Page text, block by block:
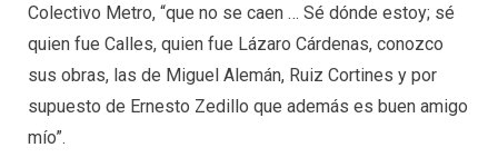
Colectivo Metro, “que no se caen … Sé dónde estoy; sé
quien fue Calles, quien fue Lázaro Cárdenas, conozco
sus obras, las de Miguel Alemán, Ruiz Cortines y por
supuesto de Ernesto Zedillo que además es buen amigo
mío”.